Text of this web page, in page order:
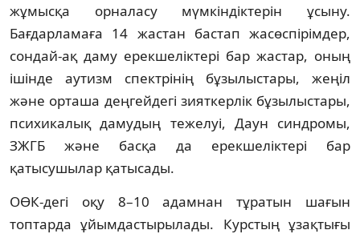
жұмысқа орналасу мүмкіндіктерін ұсыну.
Бағдарламаға 14 жастан бастап жасөспірімдер,
сондай-ақ даму ерекшеліктері бар жастар, оның
ішінде аутизм спектрінің бұзылыстары, жеңіл
және орташа деңгейдегі зияткерлік бұзылыстары,
психикалық дамудың тежелуі, Даун синдромы,
ЗЖГБ және басқа да ерекшеліктері бар
қатысушылар қатысады.
ОӨК-дегі оқу 8–10 адамнан тұратын шағын
топтарда ұйымдастырылады. Курстың ұзақтығы